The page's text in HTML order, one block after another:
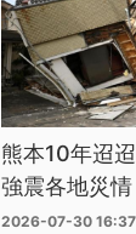
熊本10年迢
強震各地災情
2026-07-30 16:37